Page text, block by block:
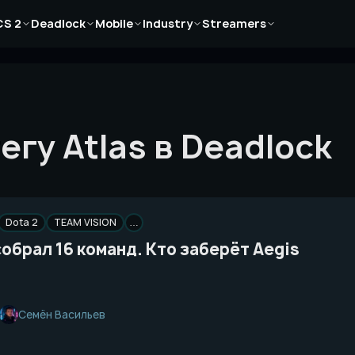
2 Deadlock
Статьи
Mobile
Статьи Industry
Статьи
Streamers
Статьи
Atlas в Deadlock
Dota 2 TEAM VISION …
16 команд. Кто заберёт Aegis
Семён Васильев